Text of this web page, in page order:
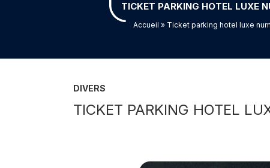
TICKET PARKING HOTEL LUXE
Accueil » Ticket parking hotel luxe
DIVERS
TICKET PARKING HOTEL